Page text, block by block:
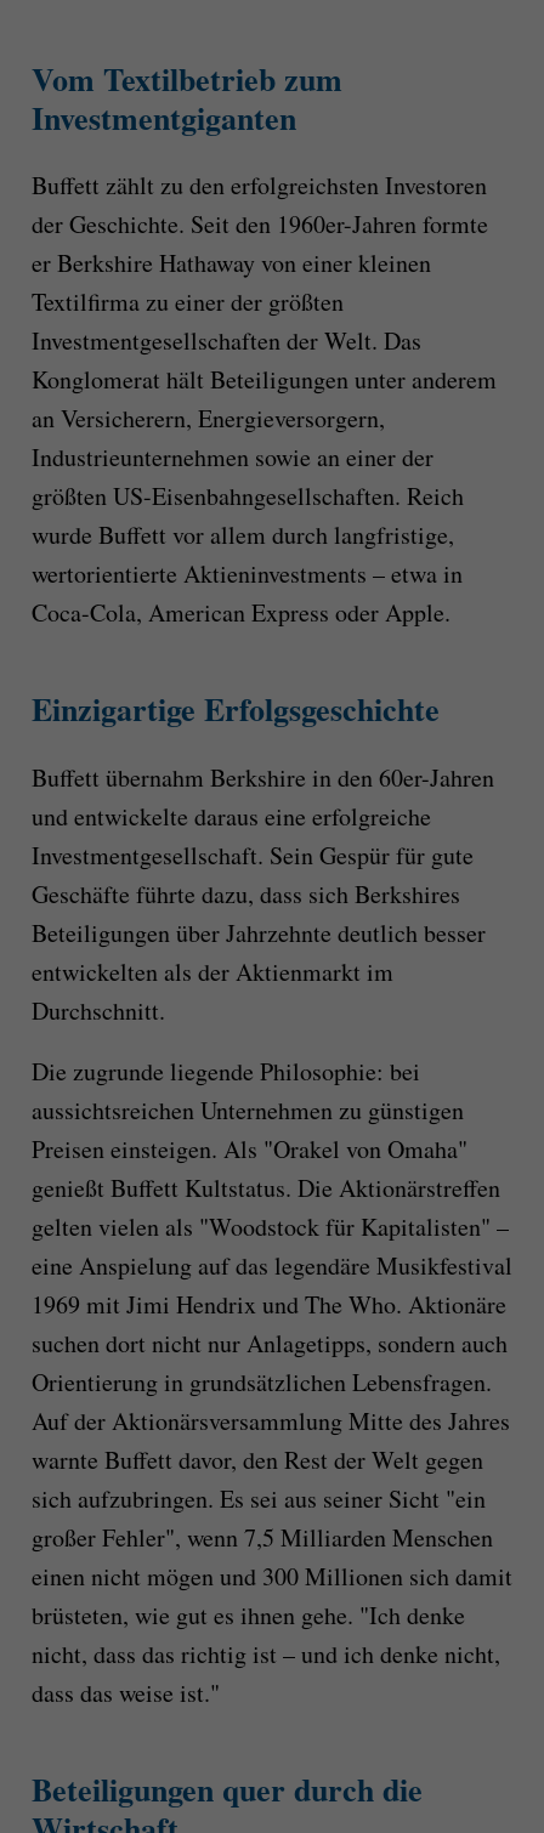
Vom Textilbetrieb zum
Investmentgiganten
Buffett zählt zu den erfolgreichsten Investoren
der Geschichte. Seit den 1960er-Jahren formte
er Berkshire Hathaway von einer kleinen
Textilfirma zu einer der größten
Investmentgesellschaften der Welt. Das
Konglomerat hält Beteiligungen unter anderem
an Versicherern, Energieversorgern,
Industrieunternehmen sowie an einer der
größten US-Eisenbahngesellschaften. Reich
wurde Buffett vor allem durch langfristige,
wertorientierte Aktieninvestments – etwa in
Coca-Cola, American Express oder Apple.
Einzigartige Erfolgsgeschichte
Buffett übernahm Berkshire in den 60er-Jahren
und entwickelte daraus eine erfolgreiche
Investmentgesellschaft. Sein Gespür für gute
Geschäfte führte dazu, dass sich Berkshires
Beteiligungen über Jahrzehnte deutlich besser
entwickelten als der Aktienmarkt im
Durchschnitt.
Die zugrunde liegende Philosophie: bei
aussichtsreichen Unternehmen zu günstigen
Preisen einsteigen. Als "Orakel von Omaha"
genießt Buffett Kultstatus. Die Aktionärstreffen
gelten vielen als "Woodstock für Kapitalisten" –
eine Anspielung auf das legendäre Musikfestival
1969 mit Jimi Hendrix und The Who. Aktionäre
suchen dort nicht nur Anlagetipps, sondern auch
Orientierung in grundsätzlichen Lebensfragen.
Auf der Aktionärsversammlung Mitte des Jahres
warnte Buffett davor, den Rest der Welt gegen
sich aufzubringen. Es sei aus seiner Sicht "ein
großer Fehler", wenn 7,5 Milliarden Menschen
einen nicht mögen und 300 Millionen sich damit
brüsteten, wie gut es ihnen gehe. "Ich denke
nicht, dass das richtig ist – und ich denke nicht,
dass das weise ist."
Beteiligungen quer durch die